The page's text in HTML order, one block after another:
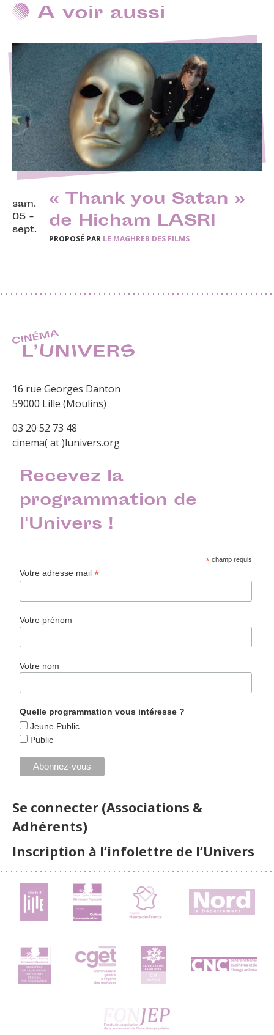
A voir aussi
sam.
05 -
sept.
« Thank you Satan »
de Hicham LASRI
PROPOSÉ PAR LE MAGHREB DES FILMS
16 rue Georges Danton
59000 Lille (Moulins)
03 20 52 73 48
cinema( at )lunivers.org
Recevez la
programmation de
l'Univers !
* champ requis
Votre adresse mail*
Votre prénom
Votre nom
Quelle programmation vous intéresse ?
Jeune Public
Public
Se connecter (Associations &
Adhérents)
Inscription à l’infolettre de l’Univers